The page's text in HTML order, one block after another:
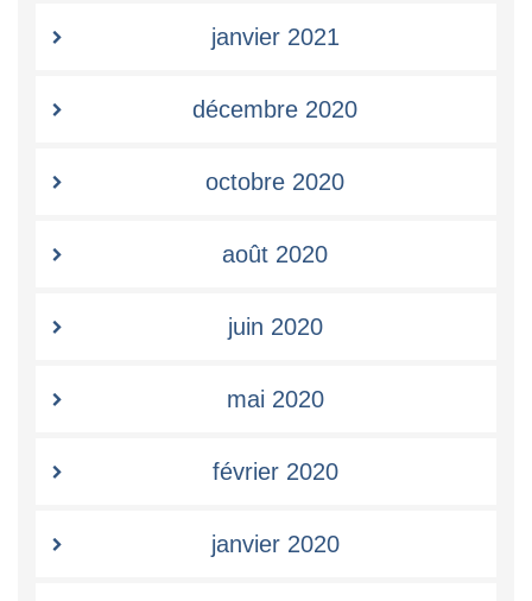
janvier 2021
décembre 2020
octobre 2020
août 2020
juin 2020
mai 2020
février 2020
janvier 2020